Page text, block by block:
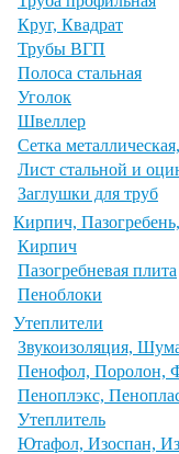
Круг, Квадрат
Трубы ВГП
Полоса стальная
Уголок
Швеллер
Сетка
Лист стальной и
Заглушки для труб
Кирпич,
Кирпич
Пазогребневая плита
Пеноблоки
Утеплители
Звукоизоляция,
Пенофол, Поролон,
Пеноплэкс,
Утеплитель
Ютафол, Изоспан,